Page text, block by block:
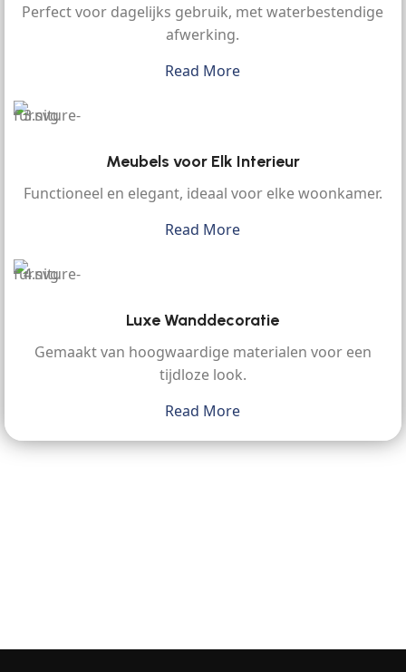
Perfect voor dagelijks gebruik, met waterbestendige
afwerking.
Read More
Meubels voor Elk Interieur
Functioneel en elegant, ideaal voor elke woonkamer.
Read More
Luxe Wanddecoratie
Gemaakt van hoogwaardige materialen voor een
tijdloze look.
Read More